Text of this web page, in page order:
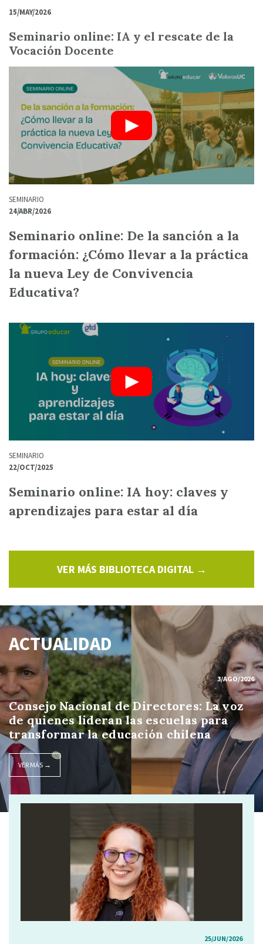
15/MAY/2026
Seminario online: IA y el rescate de la
Vocación Docente
SEMINARIO
24/ABR/2026
Seminario online: De la sanción a la
formación: ¿Cómo llevar a la práctica
la nueva Ley de Convivencia
Educativa?
SEMINARIO
22/OCT/2025
Seminario online: IA hoy: claves y
aprendizajes para estar al día
VER MÁS BIBLIOTECA DIGITAL →
ACTUALIDAD
3/AGO/2026
Consejo Nacional de Directores: La voz
de quienes lideran las escuelas para
transformar la educación chilena
VER MÁS →
25/JUN/2026